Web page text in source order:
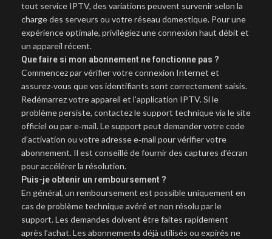
tout service IPTV, des variations peuvent survenir selon la
charge des serveurs ou votre réseau domestique. Pour une
expérience optimale, privilégiez une connexion haut débit et
un appareil récent.
Que faire si mon abonnement ne fonctionne pas ?
Commencez par vérifier votre connexion Internet et
assurez‑vous que vos identifiants sont correctement saisis.
Redémarrez votre appareil et l’application IPTV. Si le
problème persiste, contactez le support technique via le site
officiel ou par e‑mail. Le support peut demander votre code
d’activation ou votre adresse e‑mail pour vérifier votre
abonnement. Il est conseillé de fournir des captures d’écran
pour accélérer la résolution.
Puis-je obtenir un remboursement ?
En général, un remboursement est possible uniquement en
cas de problème technique avéré et non résolu par le
support. Les demandes doivent être faites rapidement
après l’achat. Les abonnements déjà utilisés ou expirés ne